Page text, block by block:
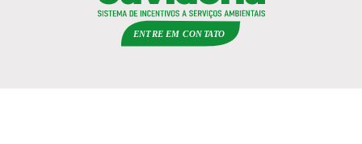
ENTRE EM CONTATO